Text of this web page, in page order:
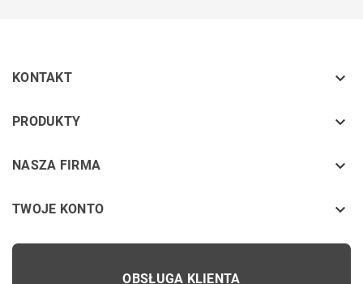
KONTAKT 
PRODUKTY keyboard_arrow_down
NASZA FIRMA keyboard_arrow_down
TWOJE KONTO 
OBSŁUGA KLIENTA